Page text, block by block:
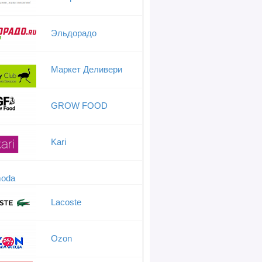
Эльдорадо
Маркет Деливери
GROW FOOD
Kari
Lacoste
Ozon